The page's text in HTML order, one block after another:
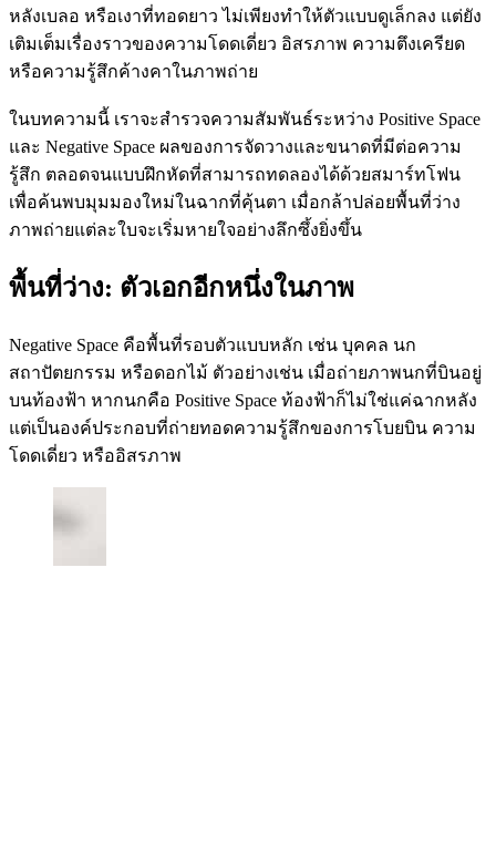
หลังเบลอ หรือเงาที่ทอดยาว ไม่เพียงทำให้ตัวแบบดูเล็กลง แต่ยัง
เติมเต็มเรื่องราวของความโดดเดี่ยว อิสรภาพ ความตึงเครียด
หรือความรู้สึกค้างคาในภาพถ่าย
ในบทความนี้ เราจะสำรวจความสัมพันธ์ระหว่าง Positive Space
และ Negative Space ผลของการจัดวางและขนาดที่มีต่อความ
รู้สึก ตลอดจนแบบฝึกหัดที่สามารถทดลองได้ด้วยสมาร์ทโฟน
เพื่อค้นพบมุมมองใหม่ในฉากที่คุ้นตา เมื่อกล้าปล่อยพื้นที่ว่าง
ภาพถ่ายแต่ละใบจะเริ่มหายใจอย่างลึกซึ้งยิ่งขึ้น
พื้นที่ว่าง: ตัวเอกอีกหนึ่งในภาพ
Negative Space คือพื้นที่รอบตัวแบบหลัก เช่น บุคคล นก
สถาปัตยกรรม หรือดอกไม้ ตัวอย่างเช่น เมื่อถ่ายภาพนกที่บินอยู่
บนท้องฟ้า หากนกคือ Positive Space ท้องฟ้าก็ไม่ใช่แค่ฉากหลัง
แต่เป็นองค์ประกอบที่ถ่ายทอดความรู้สึกของการโบยบิน ความ
โดดเดี่ยว หรืออิสรภาพ